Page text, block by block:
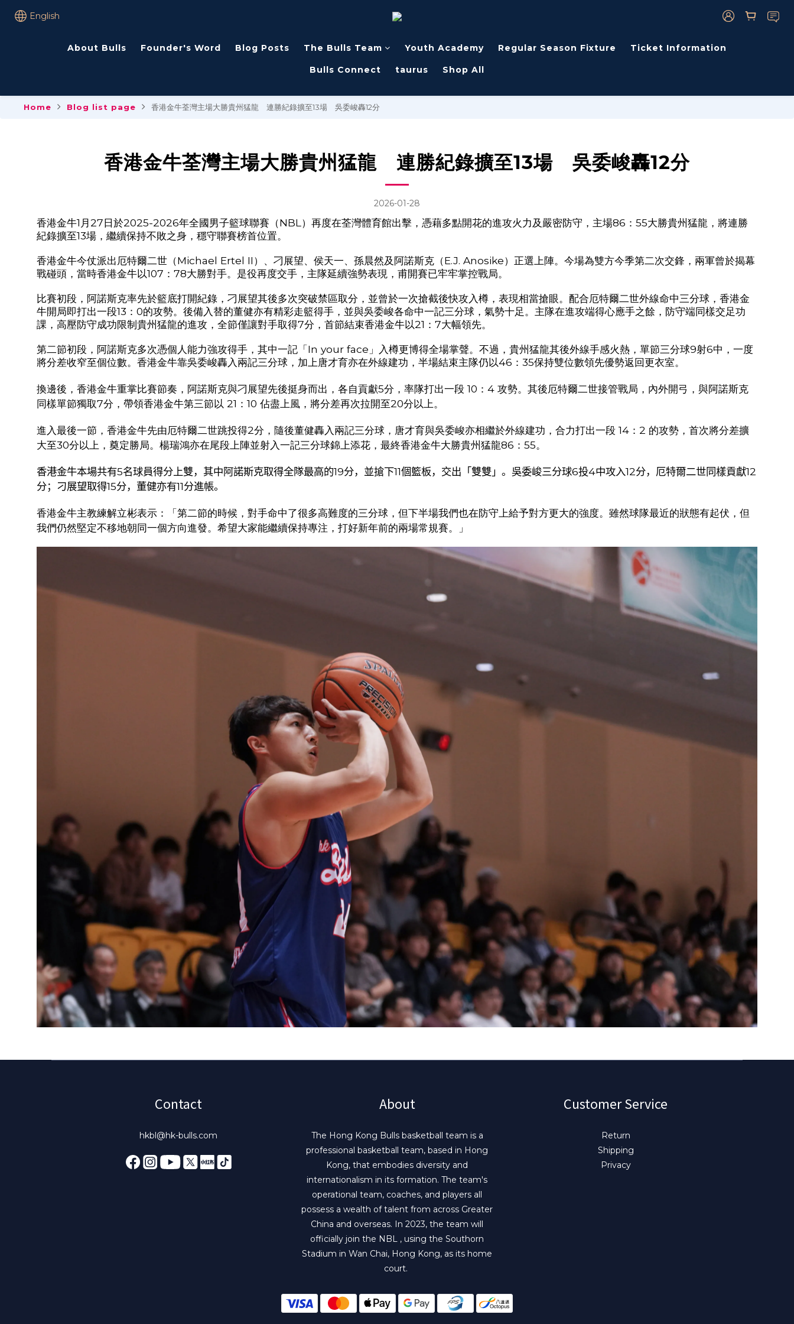
English
About Bulls Founder's Word Blog Posts The Bulls Team Youth Academy Regular Season Fixture Ticket Information
Bulls Connect taurus Shop All
Home Blog list page 香港金牛荃灣主場大勝貴州猛龍 連勝紀錄擴至13場 吳委峻轟12分
香港金牛荃灣主場大勝貴州猛龍 連勝紀錄擴至13場 吳委峻轟12分
2026-01-28
香港金牛1月27日於2025-2026年全國男子籃球聯賽（NBL ）再度在荃灣體育館出擊，憑藉多點開花的進攻火力及嚴密防守，主場86 ： 55大勝貴州猛龍，將連勝
紀錄擴至13場，繼續保持不敗之身，穩守聯賽榜首位置。
香港金牛今仗派出厄特爾二世（Michael Ertel II）、刁展望、侯天一、孫晨然及阿諾斯克（E.J. Anosike）正選上陣。今場為雙方今季第二次交鋒，兩軍曾於揭幕
戰碰頭，當時香港金牛以107 ： 78大勝對手。是役再度交手，主隊延續強勢表現，甫開賽已牢牢掌控戰局。
比賽初段，阿諾斯克率先於籃底打開紀錄，刁展望其後多次突破禁區取分，並曾於一次搶截後快攻入樽，表現相當搶眼。配合厄特爾二世外線命中三分球，香港金
牛開局即打出一段13 ： 0的攻勢。後備入替的董健亦有精彩走籃得手，並與吳委峻各命中一記三分球，氣勢十足。主隊在進攻端得心應手之餘，防守端同樣交足功
課，高壓防守成功限制貴州猛龍的進攻，全節僅讓對手取得7分，首節結束香港金牛以21 ： 7大幅領先。
第二節初段，阿諾斯克多次憑個人能力強攻得手，其中一記「In your face 」入樽更博得全場掌聲。不過，貴州猛龍其後外線手感火熱，單節三分球9射6中，一度
將分差收窄至個位數。香港金牛靠吳委峻轟入兩記三分球，加上唐才育亦在外線建功，半場結束主隊仍以46 ： 35保持雙位數領先優勢返回更衣室。
換邊後，香港金牛重掌比賽節奏，阿諾斯克與刁展望先後挺身而出，各自貢獻5分，率隊打出一段 10 ： 4 攻勢。其後厄特爾二世接管戰局，內外開弓，與阿諾斯克
同樣單節獨取7分，帶領香港金牛第三節以 21 ： 10 佔盡上風，將分差再次拉開至20分以上。
進入最後一節，香港金牛先由厄特爾二世跳投得2分，隨後董健轟入兩記三分球，唐才育與吳委峻亦相繼於外線建功，合力打出一段 14 ： 2 的攻勢，首次將分差擴
大至30分以上，奠定勝局。楊瑞鴻亦在尾段上陣並射入一記三分球錦上添花，最終香港金牛大勝貴州猛龍86 ： 55。
香港金牛本場共有5名球員得分上雙，其中阿諾斯克取得全隊最高的19分，並搶下11個籃板，交出「雙雙」。吳委峻三分球6投4中攻入12分，厄特爾二世同樣貢獻12
分；刁展望取得15分，董健亦有11分進帳。
香港金牛主教練解立彬表示：「第二節的時候，對手命中了很多高難度的三分球，但下半場我們也在防守上給予對方更大的強度。雖然球隊最近的狀態有起伏，但
我們仍然堅定不移地朝同一個方向進發。希望大家能繼續保持專注，打好新年前的兩場常規賽。」
Contact
hkbl@hk-bulls.com
About
The Hong Kong Bulls basketball team is a
professional basketball team, based in Hong
Kong, that embodies diversity and
internationalism in its formation. The team's
operational team, coaches, and players all
possess a wealth of talent from across Greater
China and overseas. In 2023, the team will
officially join the NBL , using the Southorn
Stadium in Wan Chai, Hong Kong, as its home
court.
Customer Service
Return
Shipping
Privacy